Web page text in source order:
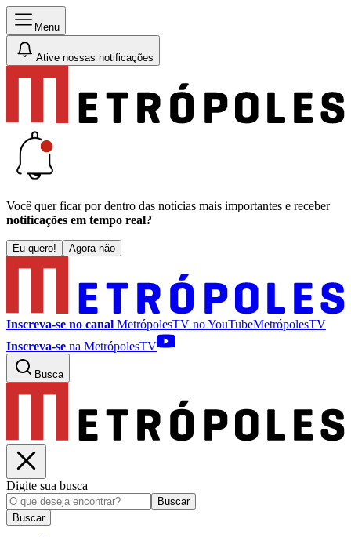
Menu
Ative nossas notificações
Você quer ficar por dentro das notícias mais importantes e receber
notificações em tempo real?
Eu quero! Agora não
Inscreva-se no canal MetrópolesTV noYouTubeMetrópolesTV
Inscreva-se na MetrópolesTV
Busca
Digite sua busca
Buscar
Buscar